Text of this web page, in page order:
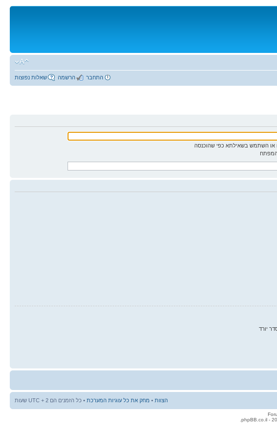
שאלות נפוצות הרשמה התחבר
או השתמש בשאילתא כפי שהוכנסה
המפתח
יורד
הצוות • מחק את כל עוגיות המערכת • כל הזמנים הם UTC + 2 שעות